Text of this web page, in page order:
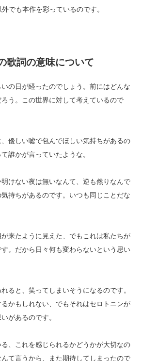
でも本作を彩っているのです。
歌詞の意味について
の日が経ったのでしょう。前にはどんな
う。この世界に対して考えているので
優しい嘘で包んでほしい気持ちがあるの
誰かが言っていたような。
けない夜は無いなんて、逆も然りなんで
持ちがあるのです。いつも同じことだな
来たように見えた、でもこれは私たちが
。だから日々何も変わらないという思い
ると、笑ってしまいそうになるのです。
かもしれない、でもそれはセロトニンが
があるのです。
、これを感じられるかどうかが大切なの
て言うから、また期待してしまったので